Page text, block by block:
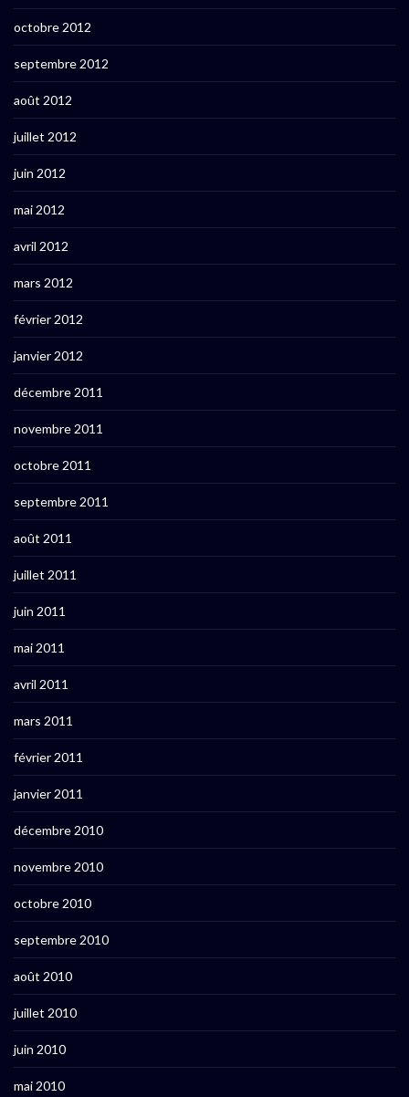
octobre 2012
septembre 2012
août 2012
juillet 2012
juin 2012
mai 2012
avril 2012
mars 2012
février 2012
janvier 2012
décembre 2011
novembre 2011
octobre 2011
septembre 2011
août 2011
juillet 2011
juin 2011
mai 2011
avril 2011
mars 2011
février 2011
janvier 2011
décembre 2010
novembre 2010
octobre 2010
septembre 2010
août 2010
juillet 2010
juin 2010
mai 2010